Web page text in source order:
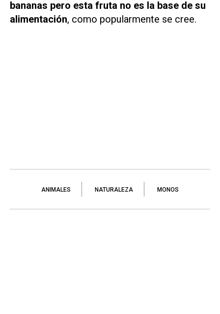
bananas pero esta fruta no es la base de su
alimentación, como popularmente se cree.
ANIMALES NATURALEZA MONOS